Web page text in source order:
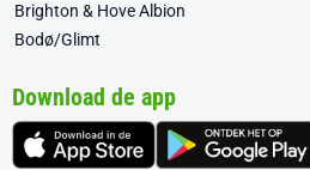
Brighton & Hove Albion
Bodø/Glimt
Download de app